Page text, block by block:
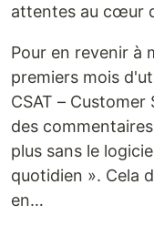
attentes au cœur
Pour en revenir à
premiers mois
CSAT –
des
plus sans le
quotidien ». Cela
en…